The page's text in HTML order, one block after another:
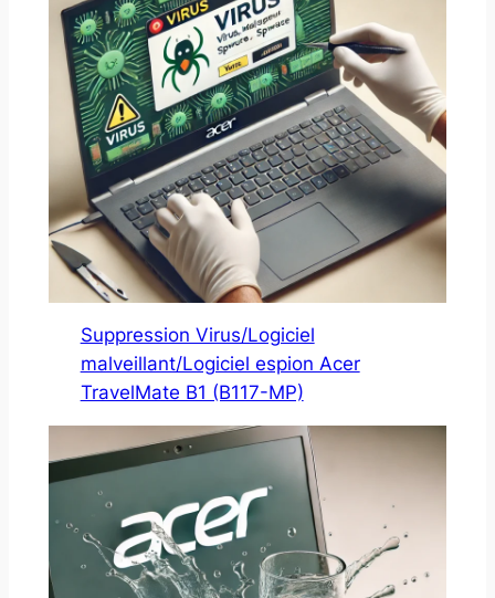
Suppression Virus/Logiciel
malveillant/Logiciel espion Acer
TravelMate B1 (B117-MP)